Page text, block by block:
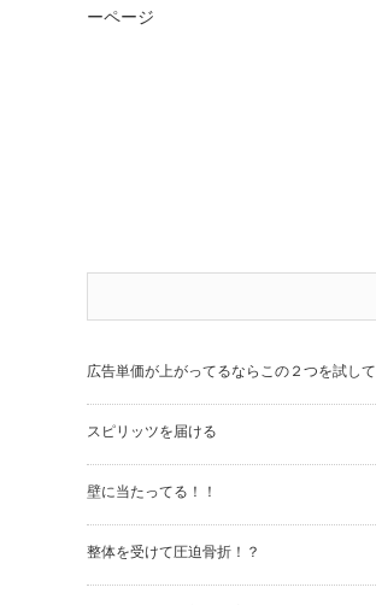
ーページ
広告単価が上がってるならこの２つを試して
スピリッツを届ける
壁に当たってる！！
整体を受けて圧迫骨折！？